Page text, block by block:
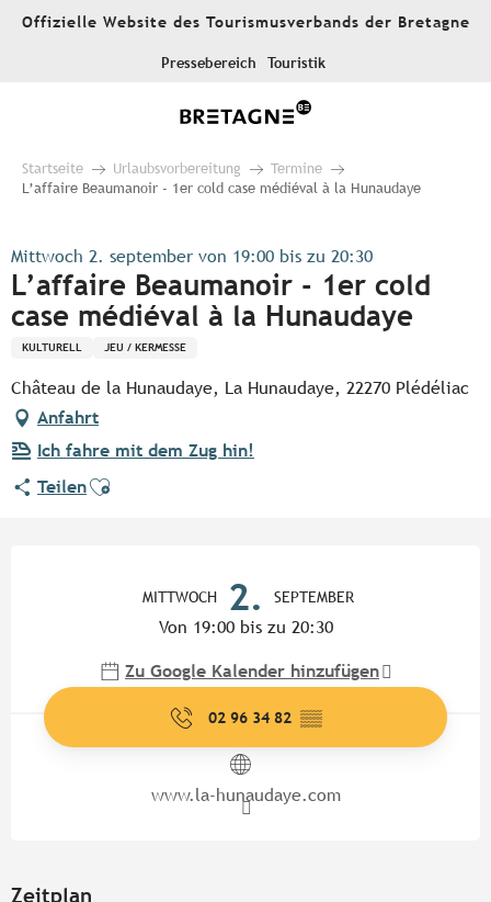
AllerOffizielle Website des Tourismusverbands der Bretagne
Pressebereich Touristik
Startseite Urlaubsvorbereitung
Termine
L’affaire Beaumanoir - 1er cold case médiéval à la Hunaudaye
Mittwoch 2. september von 19:00 bis zu 20:30
L’affaire Beaumanoir - 1er cold
case médiéval à la Hunaudaye
KULTURELL JEU / KERMESSE
Château de la Hunaudaye, La Hunaudaye, 22270 Plédéliac
Anfahrt
Ich fahre mit dem Zug hin!
TeilenAjouter aux favoris
MITTWOCH 2. SEPTEMBER
Von 19:00 bis zu 20:30
Zu Google Kalender hinzufügen
02 96 34 82 ▒▒
www.la-hunaudaye.com
Zeitplan